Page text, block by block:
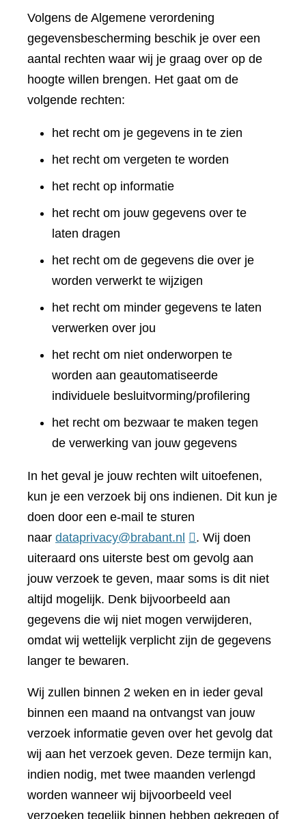
Volgens de Algemene verordening
gegevensbescherming beschik je over een
aantal rechten waar wij je graag over op de
hoogte willen brengen. Het gaat om de
volgende rechten:
het recht om je gegevens in te zien
het recht om vergeten te worden
het recht op informatie
het recht om jouw gegevens over te
laten dragen
het recht om de gegevens die over je
worden verwerkt te wijzigen
het recht om minder gegevens te laten
verwerken over jou
het recht om niet onderworpen te
worden aan geautomatiseerde
individuele besluitvorming/profilering
het recht om bezwaar te maken tegen
de verwerking van jouw gegevens
In het geval je jouw rechten wilt uitoefenen,
kun je een verzoek bij ons indienen. Dit kun je
doen door een e-mail te sturen
naar dataprivacy@brabant.nl
. Wij doen
uiteraard ons uiterste best om gevolg aan
jouw verzoek te geven, maar soms is dit niet
altijd mogelijk. Denk bijvoorbeeld aan
gegevens die wij niet mogen verwijderen,
omdat wij wettelijk verplicht zijn de gegevens
langer te bewaren.
Wij zullen binnen 2 weken en in ieder geval
binnen een maand na ontvangst van jouw
verzoek informatie geven over het gevolg dat
wij aan het verzoek geven. Deze termijn kan,
indien nodig, met twee maanden verlengd
worden wanneer wij bijvoorbeeld veel
verzoeken tegelijk binnen hebben gekregen of